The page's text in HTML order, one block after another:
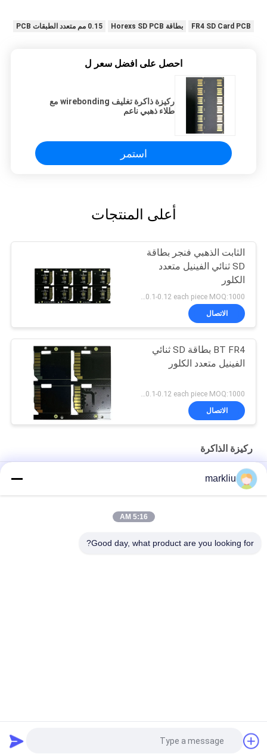
FR4 SD Card PCB بطاقة Horexs SD PCB 0.15 مم متعدد الطبقات PCB
احصل على افضل سعر ل
ركيزة ذاكرة تغليف wirebonding مع
طلاء ذهبي ناعم
استمر
أعلى المنتجات
الثابت الذهبي فنجر بطاقة
SD ثنائي الفينيل متعدد
الكلور
US 0.1-0.12 each piece MOQ:1000 قطعة
الاتصال
BT FR4 بطاقة SD ثنائي
الفينيل متعدد الكلور
الاتصال
ركيزة الذاكرة
لبطاقات الذاكرة
markliu
5:16 AM
Good day, what product are you looking for?